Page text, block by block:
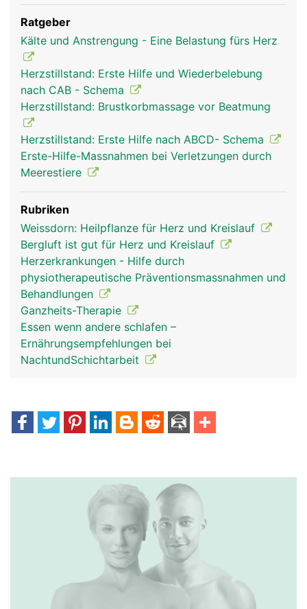
Ratgeber
Kälte und Anstrengung - Eine Belastung fürs Herz
Herzstillstand: Erste Hilfe und Wiederbelebung
nach CAB - Schema
Herzstillstand: Brustkorbmassage vor Beatmung
Herzstillstand: Erste Hilfe nach ABCD- Schema
Erste-Hilfe-Massnahmen bei Verletzungen durch
Meerestiere
Rubriken
Weissdorn: Heilpflanze für Herz und Kreislauf
Bergluft ist gut für Herz und Kreislauf
Herzerkrankungen - Hilfe durch
physiotherapeutische Präventionsmassnahmen und
Behandlungen
Ganzheits-Therapie
Essen wenn andere schlafen –
Ernährungsempfehlungen bei
NachtundSchichtarbeit